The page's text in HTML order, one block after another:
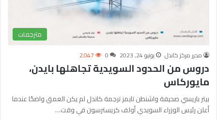
مترجمات
محرر مركز كاندل يونيو 24, 2023 0 2٬047
دروس من الحدود السويدية تجاهلها بايدن،
مايوركاس
بيتر باريسي صحيفة واشنطن تايمز ترجمة كاندل لم يكن العمق واضحًا عندما
أعلن رئيس الوزراء السويدي أولف كريسترسون في وقت…